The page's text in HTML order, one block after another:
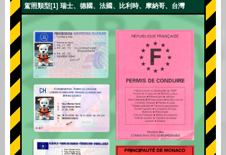
駕照類型[1] 瑞士、德國、法國、比利時、摩納哥、台灣